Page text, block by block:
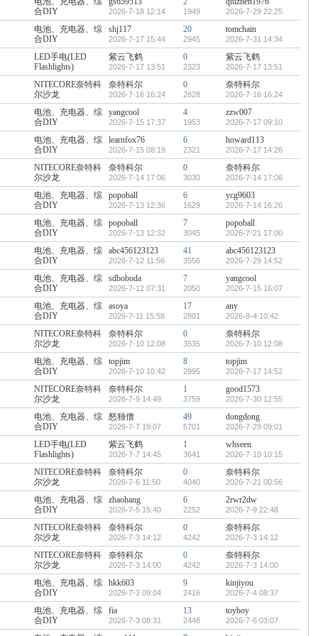
合DIY
2026-7-18 12:14 1949 2026-7-29 22:25
电池、充电器、综
合DIY
shj117
2026-7-17 15:44
20
2945
tomchain
2026-7-31 14:34
LED手电(LED
Flashlights)
紫云飞鹤
2026-7-17 13:51
0
2323
紫云飞鹤
2026-7-17 13:51
NITECORE奈特科
尔沙龙
奈特科尔
2026-7-16 16:24
0
2828
奈特科尔
2026-7-16 16:24
电池、充电器、综
合DIY
yangcool
2026-7-15 17:37
4
1953
zzw007
2026-7-17 09:10
电池、充电器、综
合DIY
learnfox76
2026-7-15 08:19
6
2321
howard113
2026-7-17 14:26
NITECORE奈特科
尔沙龙
奈特科尔
2026-7-14 17:06
0
3030
奈特科尔
2026-7-14 17:06
电池、充电器、综
合DIY
popoball
2026-7-13 12:36
6
1629
ycg9603
2026-7-14 16:26
电池、充电器、综
合DIY
popoball
2026-7-13 12:32
7
3045
popoball
2026-7-21 17:00
电池、充电器、综
合DIY
abc456123123
2026-7-12 11:56
41
3556
abc456123123
2026-7-29 14:52
电池、充电器、综
合DIY
sdboboda
2026-7-12 07:31
7
2050
yangcool
2026-7-15 16:07
电池、充电器、综
合DIY
asoya
2026-7-11 15:58
17
2801
any
2026-8-4 10:42
NITECORE奈特科
尔沙龙
奈特科尔
2026-7-10 12:08
0
3535
奈特科尔
2026-7-10 12:08
电池、充电器、综
合DIY
topjim
2026-7-10 10:42
8
2995
topjim
2026-7-17 14:52
NITECORE奈特科
尔沙龙
奈特科尔
2026-7-9 14:49
1
3759
good1573
2026-7-30 12:55
电池、充电器、综
合DIY
怒独僧
2026-7-7 19:07
49
5701
dongdong
2026-7-29 09:01
LED手电(LED
Flashlights)
紫云飞鹤
2026-7-7 14:45
1
3641
whseen
2026-7-10 10:15
NITECORE奈特科
尔沙龙
奈特科尔
2026-7-6 11:50
0
4040
奈特科尔
2026-7-21 00:56
电池、充电器、综
合DIY
zhaohang
2026-7-5 15:40
6
2252
2rwr2dw
2026-7-9 22:48
NITECORE奈特科
尔沙龙
奈特科尔
2026-7-3 14:12
0
4242
奈特科尔
2026-7-3 14:12
NITECORE奈特科
尔沙龙
奈特科尔
2026-7-3 14:00
0
4242
奈特科尔
2026-7-3 14:00
电池、充电器、综
合DIY
hkk603
2026-7-3 09:04
9
2416
kinjiyou
2026-7-4 08:37
电池、充电器、综
合DIY
fia
2026-7-3 08:31
13
2448
toyboy
2026-7-6 03:07